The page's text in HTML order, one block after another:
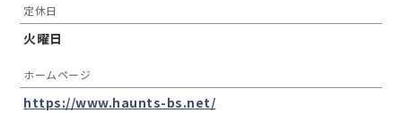
定休日
火曜日
ホームページ
https://www.haunts-bs.net/